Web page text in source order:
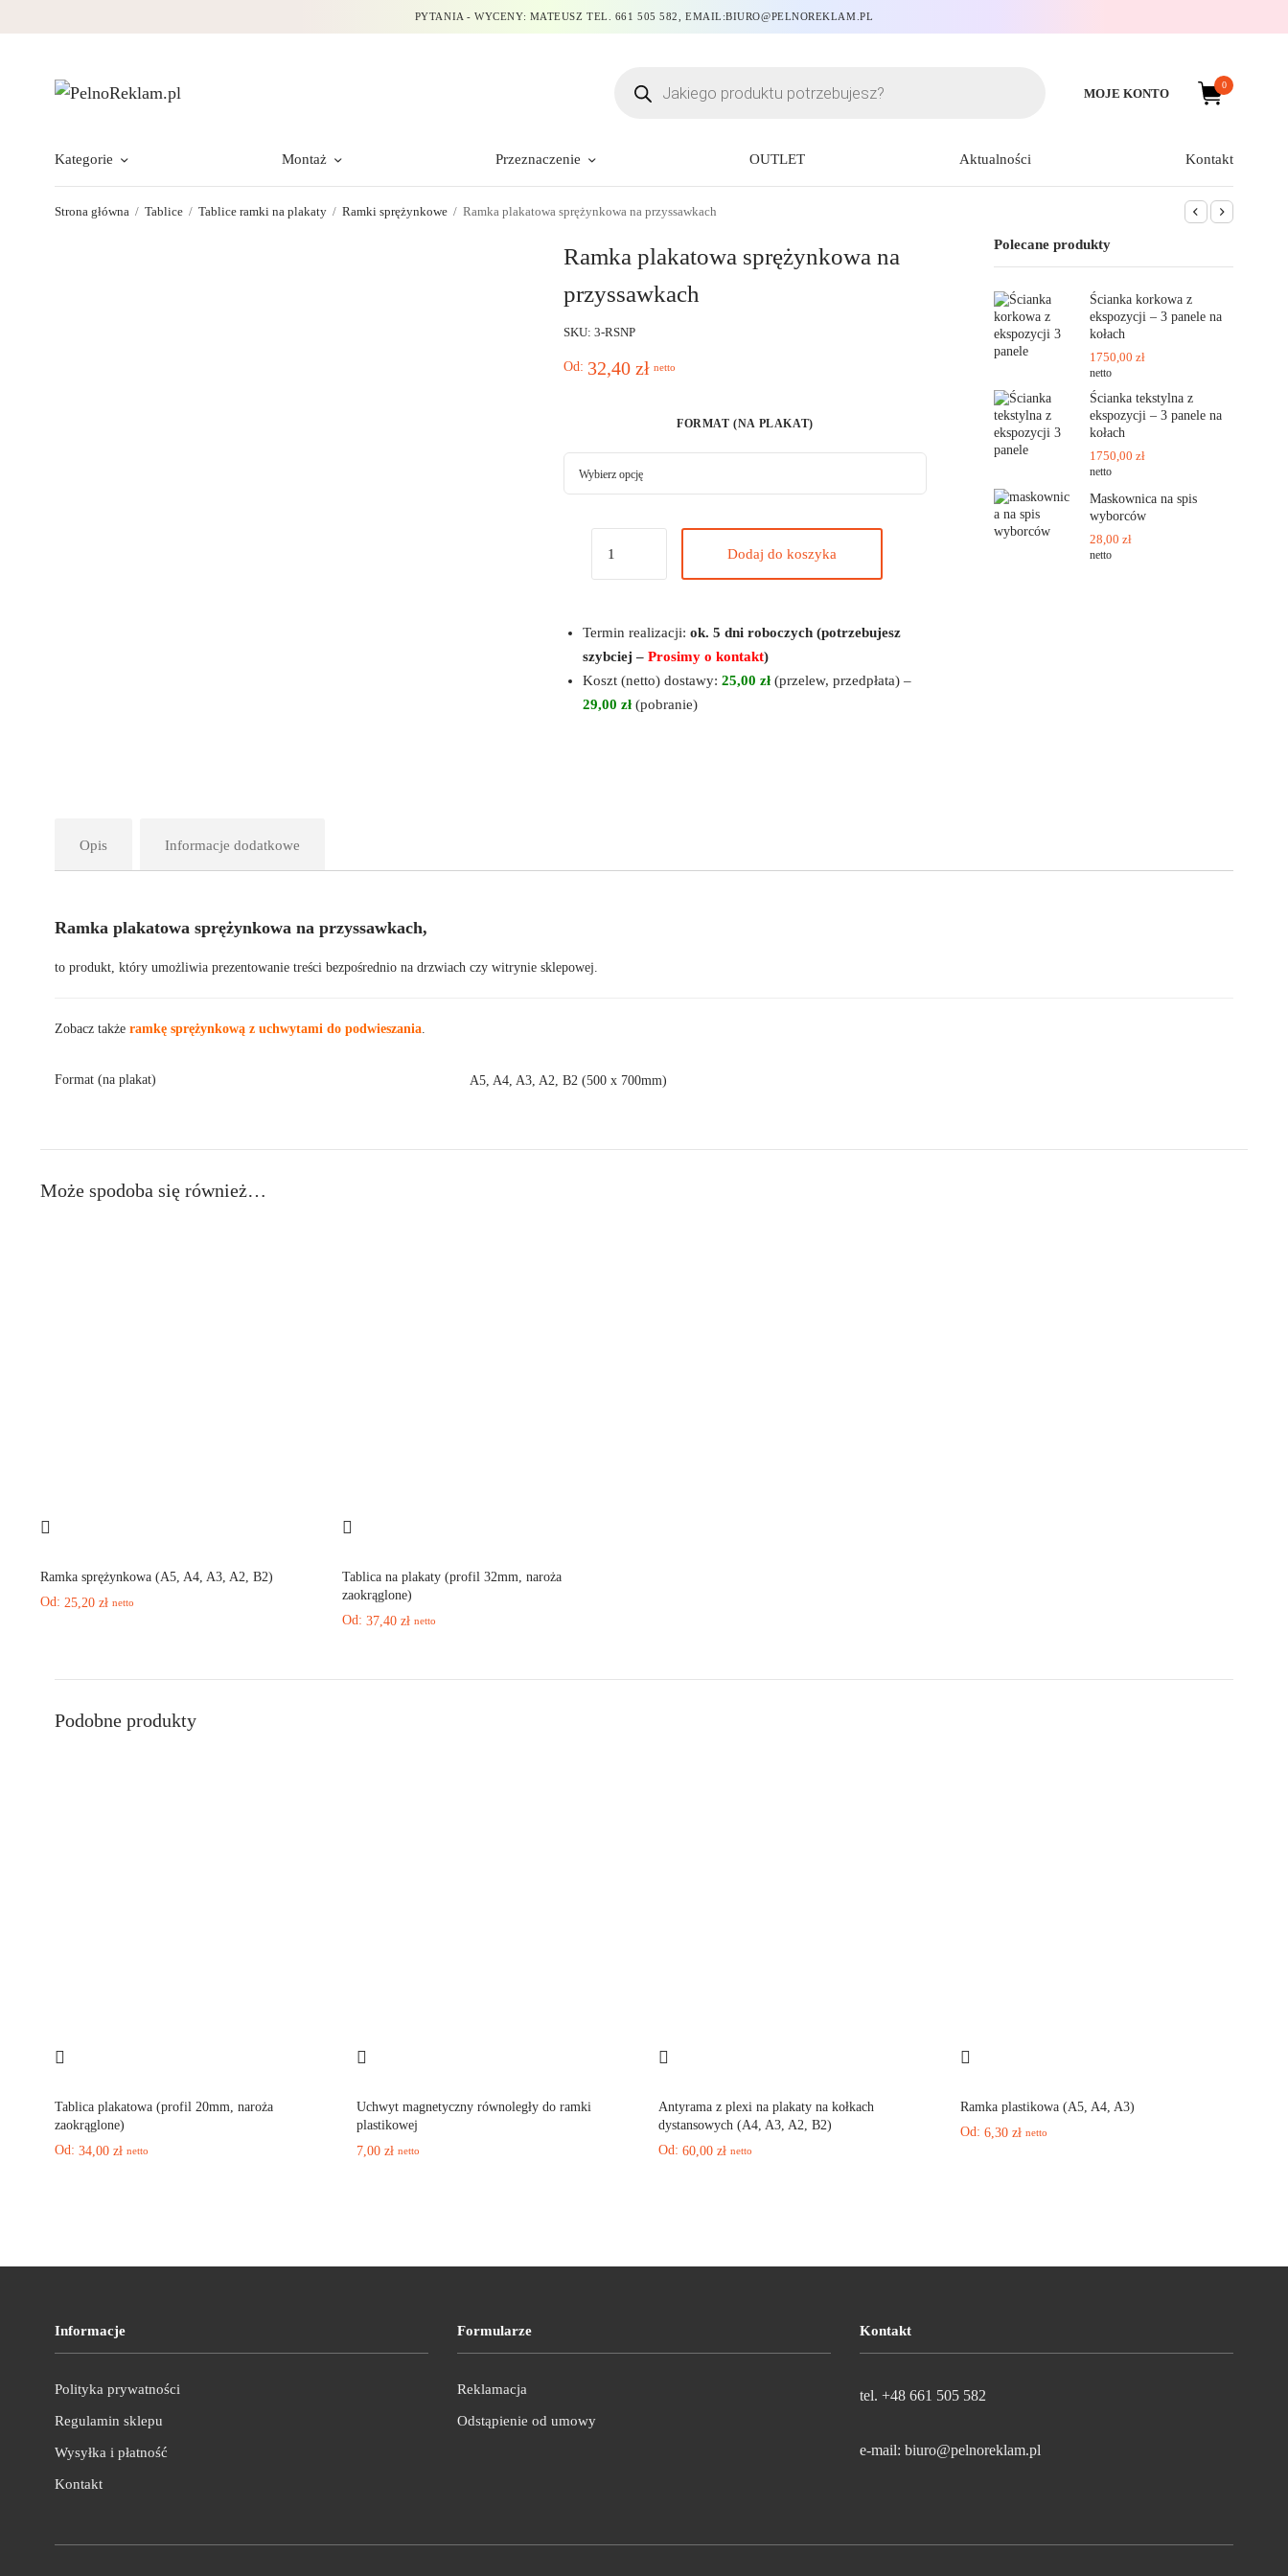
PYTANIA - WYCENY: MATEUSZ TEL. 661 505 582, EMAIL:BIURO@PELNOREKLAM.PL
MOJE KONTO
0
Kategorie Montaż Przeznaczenie OUTLET Aktualności Kontakt
Strona główna / Tablice / Tablice ramki na plakaty / Ramki sprężynkowe / Ramka plakatowa sprężynkowa na przyssawkach
Ramka plakatowa sprężynkowa na
przyssawkach
SKU: 3-RSNP
Od: 32,40 zł netto
FORMAT (NA PLAKAT)
Dodaj do koszyka
Termin realizacji: ok. 5 dni roboczych (potrzebujesz
szybciej – Prosimy o kontakt)
Koszt (netto) dostawy: 25,00 zł(przelew, przedpłata) –
29,00 zł(pobranie)
Polecane produkty
Ścianka korkowa z
ekspozycji – 3 panele na
kołach
1750,00 zł
netto
Ścianka tekstylna z
ekspozycji – 3 panele na
kołach
1750,00 zł
netto
Maskownica na spis
wyborców
28,00 zł
netto
Opis Informacje dodatkowe
Ramka plakatowa sprężynkowa na przyssawkach,
to produkt, który umożliwia prezentowanie treści bezpośrednio na drzwiach czy witrynie sklepowej.
Zobacz takżeramkę sprężynkową z uchwytami do podwieszania.
Format (na plakat) A5, A4, A3, A2, B2 (500 x 700mm)
Może spodoba się również…
Ramka sprężynkowa (A5, A4, A3, A2, B2)
Od: 25,20 zł netto
Tablica na plakaty (profil 32mm, naroża
zaokrąglone)
Od: 37,40 zł netto
Podobne produkty
Tablica plakatowa (profil 20mm, naroża
zaokrąglone)
Od: 34,00 zł netto
Uchwyt magnetyczny równoległy do ramki
plastikowej
7,00 zł netto
Antyrama z plexi na plakaty na kołkach
dystansowych (A4, A3, A2, B2)
Od: 60,00 zł netto
Ramka plastikowa (A5, A4, A3)
Od: 6,30 zł netto
Informacje
Polityka prywatności
Regulamin sklepu
Wysyłka i płatność
Kontakt
Formularze
Reklamacja
Odstąpienie od umowy
Kontakt
tel. +48 661 505 582
e-mail: biuro@pelnoreklam.pl